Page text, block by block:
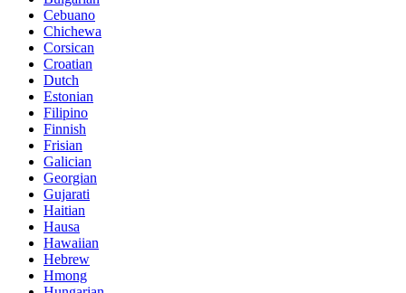
Cebuano
Chichewa
Corsican
Croatian
Dutch
Estonian
Filipino
Finnish
Frisian
Galician
Georgian
Gujarati
Haitian
Hausa
Hawaiian
Hebrew
Hmong